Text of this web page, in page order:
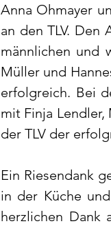
Anna Ohmayer
an den TLV. Den
männlichen und
Müller und
erfolgreich. Bei
mit Finja
der TLV der
Ein Riesendank
in der Küche
herzlichen Dank